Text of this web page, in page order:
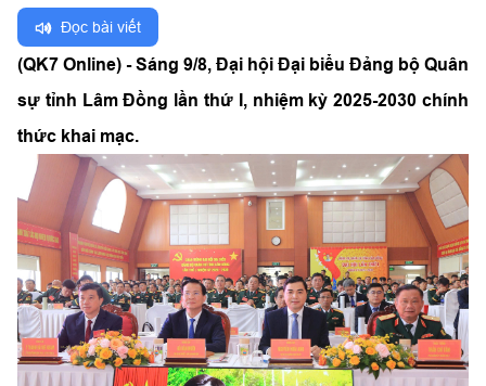
Đọc bài viết
(QK7 Online) -Sáng 9/8, Đại hội Đại biểu Đảng bộ Quân
sự tỉnh Lâm Đồng lần thứ I, nhiệm kỳ 2025-2030 chính
thức khai mạc.